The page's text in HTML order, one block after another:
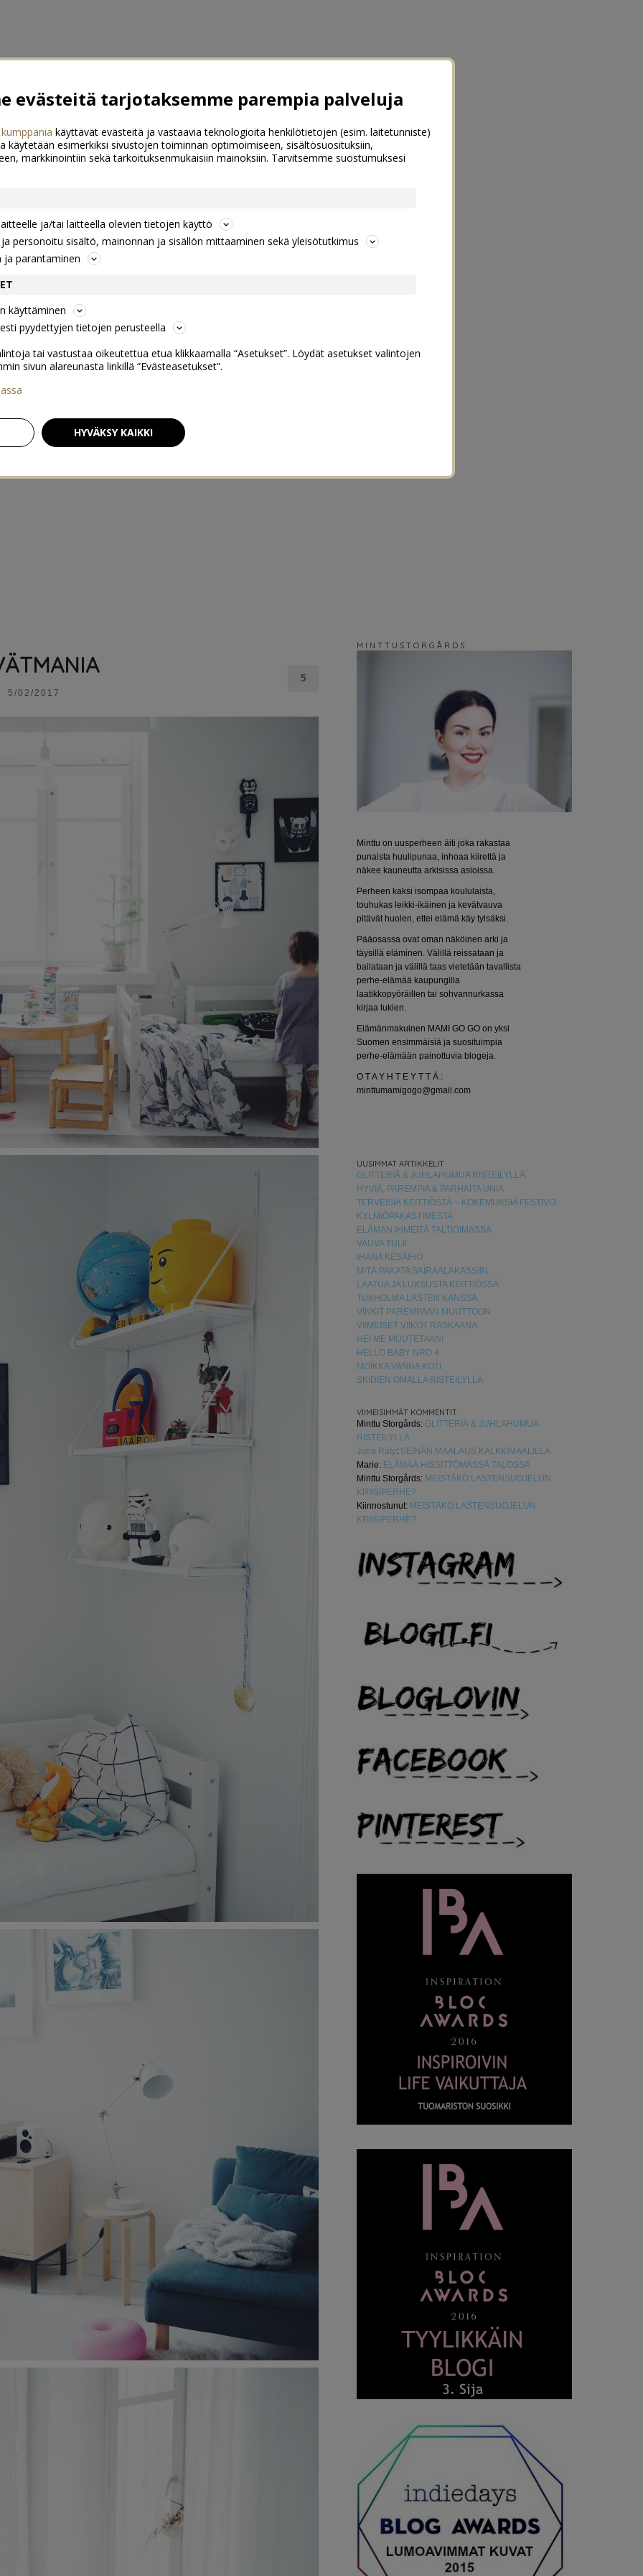
5/02/2017
5
M I N T T U S T O R G Å R D S
Minttu on uusperheen äiti joka rakastaa
punaista huulipunaa, inhoaa kiirettä ja
näkee kauneutta arkisissa asioissa.
Perheen kaksi isompaa koululaista,
touhukas leikki-ikäinen ja kevätvauva
pitävät huolen, ettei elämä käy tylsäksi.
Pääosassa ovat oman näköinen arki ja
täysillä eläminen. Välillä reissataan ja
bailataan ja välillä taas vietetään tavallista
perhe-elämää kaupungilla
laatikkopyöräillen tai sohvannurkassa
kirjaa lukien.
Elämänmakuinen MAMI GO GO on yksi
Suomen ensimmäisiä ja suosituimpia
perhe-elämään painottuvia blogeja.
O T A Y H T E Y T T Ä :
minttumamigogo@gmail.com
UUSIMMAT ARTIKKELIT
GLITTERIÄ & JUHLAHUMUA RISTEILYLLÄ
HYVIÄ, PAREMPIA & PARHAITA UNIA
TERVEISIÄ KEITTIÖSTÄ – KOKEMUKSIA FESTIVO
KYLMIÖPAKASTIMESTA
ELÄMÄN IHMEITÄ TALTIOIMASSA
VAUVA TULI!
IHANA KESÄIHO
MITÄ PAKATA SAIRAALAKASSIIN
LAATUA JA LUKSUSTA KEITTIÖSSÄ
TUKHOLMA LASTEN KANSSA
VINKIT PAREMPAAN MUUTTOON
VIIMEISET VIIKOT RASKAANA
HEI ME MUUTETAAN!
HELLO BABY NRO 4
MOIKKA VANHA KOTI
SKIDIEN OMALLA RISTEILYLLÄ
VIIMEISIMMÄT KOMMENTIT
Minttu Storgårds: GLITTERIÄ & JUHLAHUMUA
RISTEILYLLÄ
Juha Räty: SEINÄN MAALAUS KALKKIMAALILLA
Marie: ELÄMÄÄ HISSITTÖMÄSSÄ TALOSSA
Minttu Storgårds: MEISTÄKÖ LASTENSUOJELUN
KRIISIPERHE?
Kiinnostunut: MEISTÄKÖ LASTENSUOJELUN
KRIISIPERHE?
evästeitä tarjotaksemme parempia palveluja
käyttävät evästeitä ja vastaavia teknologioita henkilötietojen (esim. laitetunniste)
käytetään esimerkiksi sivustojen toiminnan optimoimiseen, sisältösuosituksiin,
markkinointiin sekä tarkoituksenmukaisiin mainoksiin. Tarvitsemme suostumuksesi
ja/tai laitteella olevien tietojen käyttö
personoitu sisältö, mainonnan ja sisällön mittaaminen sekä yleisötutkimus
ja parantaminen
käyttäminen
pyydettyjen tietojen perusteella
tai vastustaa oikeutettua etua klikkaamalla “Asetukset”. Löydät asetukset valintojen
sivun alareunasta linkillä “Evästeasetukset”.
HYVÄKSY KAIKKI